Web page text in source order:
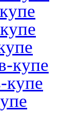
купе
купе